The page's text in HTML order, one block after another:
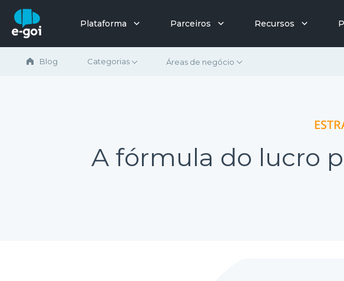
Ir para o conteúdo
Plataforma Parceiros Recursos
Blog Categorias Áreas de negócio
A fórmula do lucro